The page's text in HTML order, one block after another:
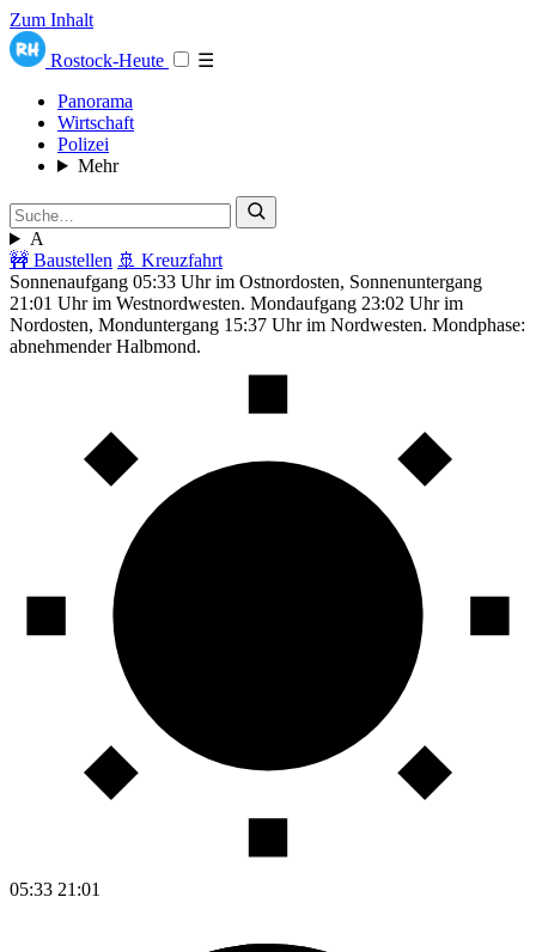
Zum Inhalt
Rostock-Heute
☰
Panorama
Wirtschaft
Polizei
Mehr
A
🚧 Baustellen 🚢 Kreuzfahrt
Sonnenaufgang 05:33 Uhr im Ostnordosten, Sonnenuntergang
21:01 Uhr im Westnordwesten. Mondaufgang 23:02 Uhr im
Nordosten, Monduntergang 15:37 Uhr im Nordwesten. Mondphase:
abnehmender Halbmond.
05:33 21:01